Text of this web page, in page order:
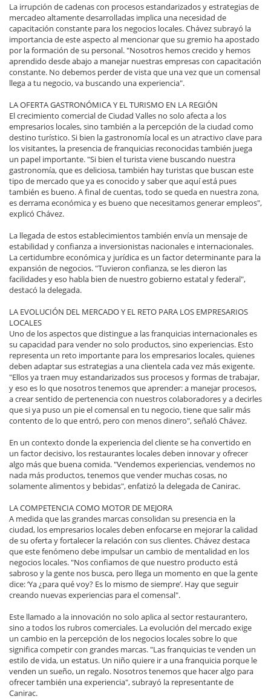
La irrupción de cadenas con procesos estandarizados y estrategias de
mercadeo altamente desarrolladas implica una necesidad de
capacitación constante para los negocios locales. Chávez subrayó la
importancia de este aspecto al mencionar que su gremio ha apostado
por la formación de su personal. "Nosotros hemos crecido y hemos
aprendido desde abajo a manejar nuestras empresas con capacitación
constante. No debemos perder de vista que una vez que un comensal
llega a tu negocio, va buscando una experiencia".
LA OFERTA GASTRONÓMICA Y EL TURISMO EN LA REGIÓN
El crecimiento comercial de Ciudad Valles no solo afecta a los
empresarios locales, sino también a la percepción de la ciudad como
destino turístico. Si bien la gastronomía local es un atractivo clave para
los visitantes, la presencia de franquicias reconocidas también juega
un papel importante. "Si bien el turista viene buscando nuestra
gastronomía, que es deliciosa, también hay turistas que buscan este
tipo de mercado que ya es conocido y saber que aquí está pues
también es bueno. A final de cuentas, todo se queda en nuestra zona,
es derrama económica y es bueno que necesitamos generar empleos",
explicó Chávez.
La llegada de estos establecimientos también envía un mensaje de
estabilidad y confianza a inversionistas nacionales e internacionales.
La certidumbre económica y jurídica es un factor determinante para la
expansión de negocios. "Tuvieron confianza, se les dieron las
facilidades y eso habla bien de nuestro gobierno estatal y federal",
destacó la delegada.
LA EVOLUCIÓN DEL MERCADO Y EL RETO PARA LOS EMPRESARIOS
LOCALES
Uno de los aspectos que distingue a las franquicias internacionales es
su capacidad para vender no solo productos, sino experiencias. Esto
representa un reto importante para los empresarios locales, quienes
deben adaptar sus estrategias a una clientela cada vez más exigente.
"Ellos ya traen muy estandarizados sus procesos y formas de trabajar,
y eso es lo que nosotros tenemos que aprender: a manejar procesos,
a crear sentido de pertenencia con nuestros colaboradores y a decirles
que si ya puso un pie el comensal en tu negocio, tiene que salir más
contento de lo que entró, pero con menos dinero", señaló Chávez.
En un contexto donde la experiencia del cliente se ha convertido en
un factor decisivo, los restaurantes locales deben innovar y ofrecer
algo más que buena comida. "Vendemos experiencias, vendemos no
nada más productos, tenemos que vender muchas cosas, no
solamente alimentos y bebidas", enfatizó la delegada de Canirac.
LA COMPETENCIA COMO MOTOR DE MEJORA
A medida que las grandes marcas consolidan su presencia en la
ciudad, los empresarios locales deben enfocarse en mejorar la calidad
de su oferta y fortalecer la relación con sus clientes. Chávez destaca
que este fenómeno debe impulsar un cambio de mentalidad en los
negocios locales. "Nos confiamos de que nuestro producto está
sabroso y la gente nos busca, pero llega un momento en que la gente
dice: ‘Ya ¿para qué voy? Es lo mismo de siempre’. Hay que seguir
creando nuevas experiencias para el comensal".
Este llamado a la innovación no solo aplica al sector restaurantero,
sino a todos los rubros comerciales. La evolución del mercado exige
un cambio en la percepción de los negocios locales sobre lo que
significa competir con grandes marcas. "Las franquicias te venden un
estilo de vida, un estatus. Un niño quiere ir a una franquicia porque le
venden un sueño, un regalo. Nosotros tenemos que hacer algo para
ofrecer también una experiencia", subrayó la representante de
Canirac.